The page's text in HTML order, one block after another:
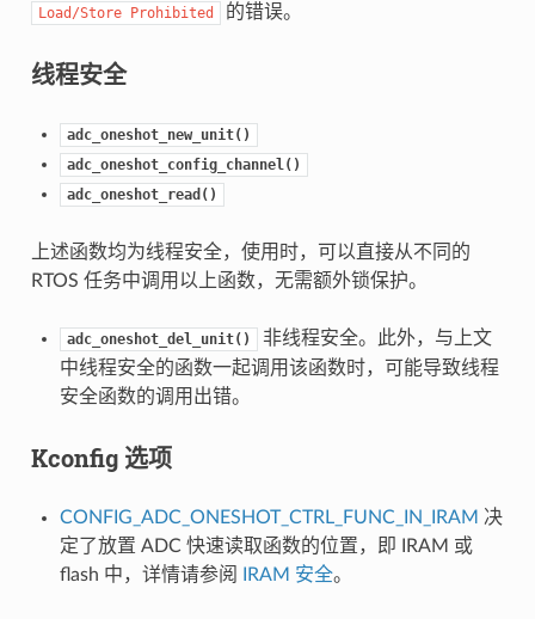
Load/Store Prohibited 的错误。
线程安全
adc_oneshot_new_unit()
adc_oneshot_config_channel()
adc_oneshot_read()
上述函数均为线程安全，使用时，可以直接从不同的
RTOS 任务中调用以上函数，无需额外锁保护。
adc_oneshot_del_unit()
非线程安全。此外，与上文
中线程安全的函数一起调用该函数时，可能导致线程
安全函数的调用出错。
Kconfig 选项
CONFIG_ADC_ONESHOT_CTRL_FUNC_IN_IRAM 决
定了放置 ADC 快速读取函数的位置，即 IRAM 或
flash 中，详情请参阅
IRAM 安全。